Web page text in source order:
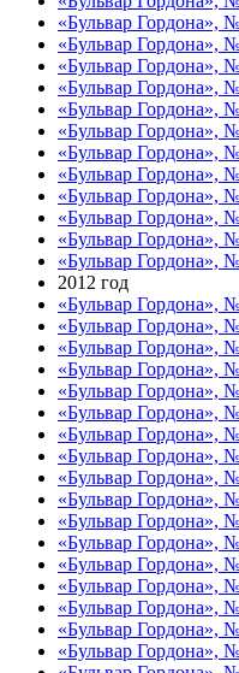
«Бульвар Гордона»,
«Бульвар Гордона»,
«Бульвар Гордона»,
«Бульвар Гордона»,
«Бульвар Гордона»,
«Бульвар Гордона»,
«Бульвар Гордона»,
«Бульвар Гордона»,
«Бульвар Гордона»,
«Бульвар Гордона»,
«Бульвар Гордона»,
«Бульвар Гордона»,
2012 год
«Бульвар Гордона»,
«Бульвар Гордона»,
«Бульвар Гордона»,
«Бульвар Гордона»,
«Бульвар Гордона»,
«Бульвар Гордона»,
«Бульвар Гордона»,
«Бульвар Гордона»,
«Бульвар Гордона»,
«Бульвар Гордона»,
«Бульвар Гордона»,
«Бульвар Гордона»,
«Бульвар Гордона»,
«Бульвар Гордона»,
«Бульвар Гордона»,
«Бульвар Гордона»,
«Бульвар Гордона»,